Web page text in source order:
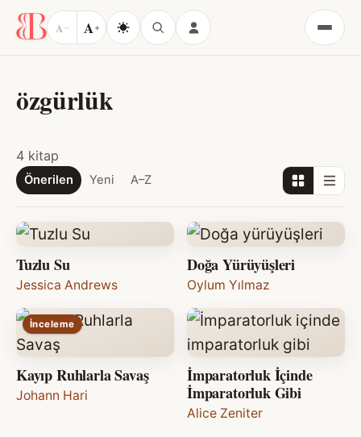
A − A+
Menü
özgürlük
4 kitap
Önerilen Yeni A–Z
Tuzlu Su
Jessica Andrews
Doğa Yürüyüşleri
Oylum Yılmaz
İnceleme
Kayıp Ruhlarla Savaş
Johann Hari
İmparatorluk İçinde
İmparatorluk Gibi
Alice Zeniter